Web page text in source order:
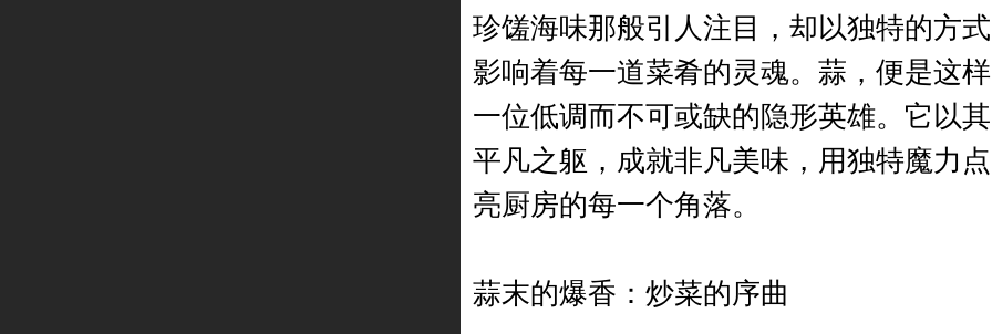
珍馐海味那般引人注目，却以独特的方式
影响着每一道菜肴的灵魂。蒜，便是这样
一位低调而不可或缺的隐形英雄。它以其
平凡之躯，成就非凡美味，用独特魔力点
亮厨房的每一个角落。
蒜末的爆香：炒菜的序曲